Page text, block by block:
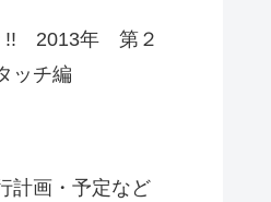
!! 2013年 第２
ッチ編
画・予定など